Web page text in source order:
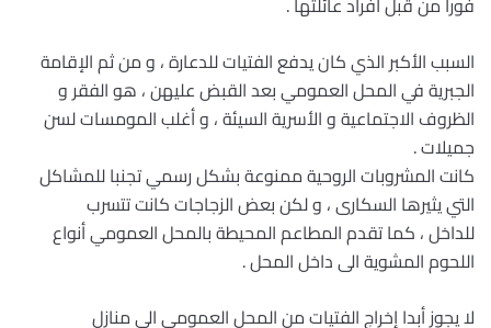
السبب الأكبر الذي كان يدفع الفتيات للدعارة ، و من ثم الإقامة
الجبرية في المحل العمومي بعد القبض عليهن ، هو الفقر و
الظروف الاجتماعية و الأسرية السيئة ، و أغلب المومسات لسن
جميلات .
كانت المشروبات الروحية ممنوعة بشكل رسمي تجنبا للمشاكل
التي يثيرها السكارى ، و لكن بعض الزجاجات كانت تتسرب
للداخل ، كما تقدم المطاعم المحيطة بالمحل العمومي أنواع
اللحوم المشوية الى داخل المحل .
لا يجوز أبدا إخراج الفتيات من المحل العمومي الى منازل